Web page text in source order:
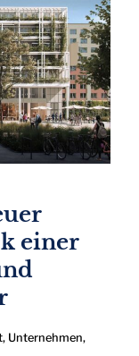
einer
, Unternehmen,